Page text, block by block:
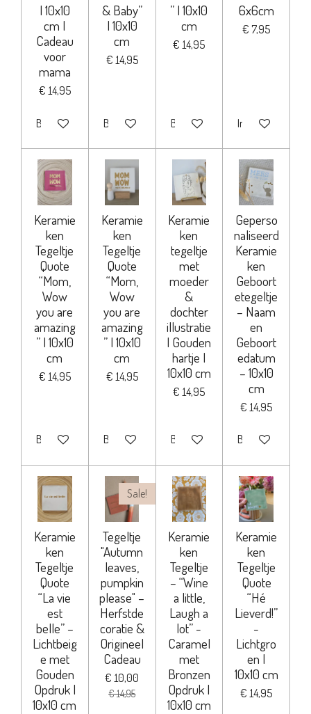
| 10x10
cm |
Cadeau
voor
mama
€ 14,95
Bekijk details
& Baby”
| 10x10
cm
€ 14,95
Bekijk details
” | 10x10
cm
€ 14,95
Bekijk details
6x6cm
€ 7,95
In winkelwagen
Keramie
ken
Tegeltje
Quote
“Mom,
Wow
you are
amazing
” | 10x10
cm
€ 14,95
Bekijk details
Keramie
ken
Tegeltje
Quote
“Mom,
Wow
you are
amazing
” | 10x10
cm
€ 14,95
Bekijk details
Keramie
ken
tegeltje
met
moeder
&
dochter
illustratie
| Gouden
hartje |
10x10 cm
€ 14,95
Bekijk details
Geperso
naliseerd
Keramie
ken
Geboort
etegeltje
– Naam
en
Geboort
edatum
– 10x10
cm
€ 14,95
Bekijk details
Keramie
ken
Tegeltje
Quote
“La vie
est
belle” –
Lichtbeig
e met
Gouden
Opdruk |
10x10 cm
Sale!
Tegeltje
"Autumn
leaves,
pumpkin
please" –
Herfstde
coratie &
Origineel
Cadeau
€ 10,00
€ 14,95
Keramie
ken
Tegeltje
– “Wine
a little,
Laugh a
lot” -
Caramel
met
Bronzen
Opdruk |
10x10 cm
Keramie
ken
Tegeltje
Quote
“Hé
Lieverd!”
-
Lichtgro
en |
10x10 cm
€ 14,95